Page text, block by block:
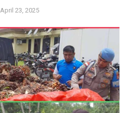
April 23, 2025